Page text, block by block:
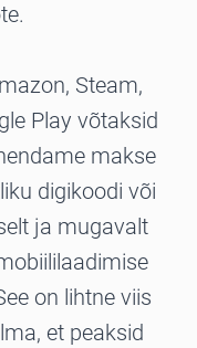
Steam,
Play võtaksid
makse
digikoodi või
ja mugavalt
on lihtne viis
et peaksid